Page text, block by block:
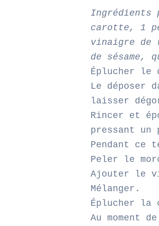
Ingrédients
carotte, 1
vinaigre
de sésame,
Éplucher le
Le déposer
laisser
Rincer et
pressant un
Pendant ce
Peler le
Ajouter le
Mélanger.
Éplucher
Au moment